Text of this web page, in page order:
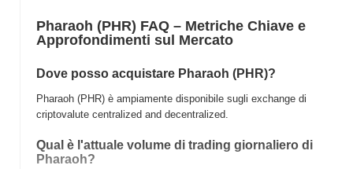
Pharaoh (PHR) FAQ – Metriche Chiave e
Approfondimenti sul Mercato
Dove posso acquistare Pharaoh (PHR)?
Pharaoh (PHR) è ampiamente disponibile sugli exchange di
criptovalute centralized and decentralized.
Qual è l'attuale volume di trading giornaliero di
Pharaoh?